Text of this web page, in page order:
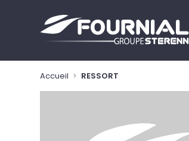
Accueil RESSORT